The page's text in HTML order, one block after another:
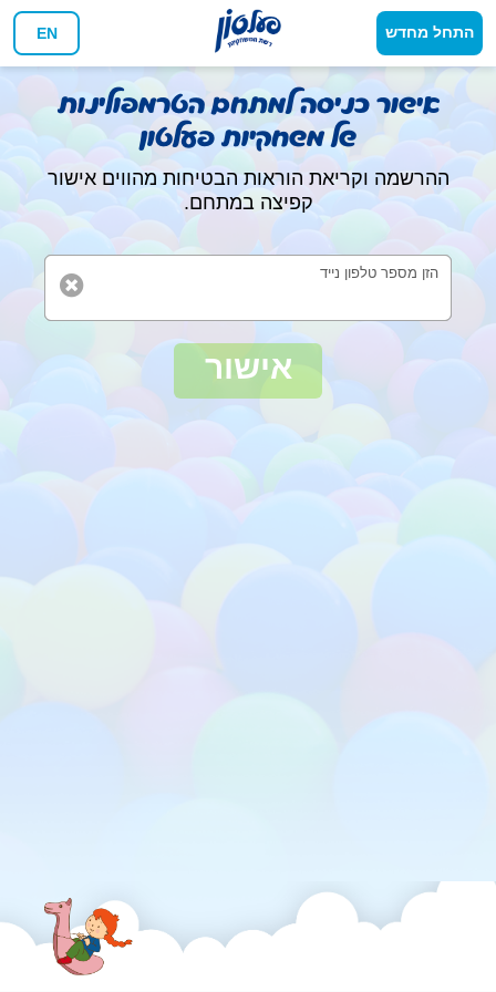
התחל מחדש EN
אישור כניסה למתחם הטרמפולינות
של משחקיות פעלטון
ההרשמה וקריאת הוראות הבטיחות מהווים אישור
קפיצה במתחם.
הזן מספר טלפון נייד